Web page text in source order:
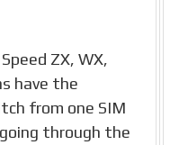
ZX, WX,
have the
from one SIM
through the